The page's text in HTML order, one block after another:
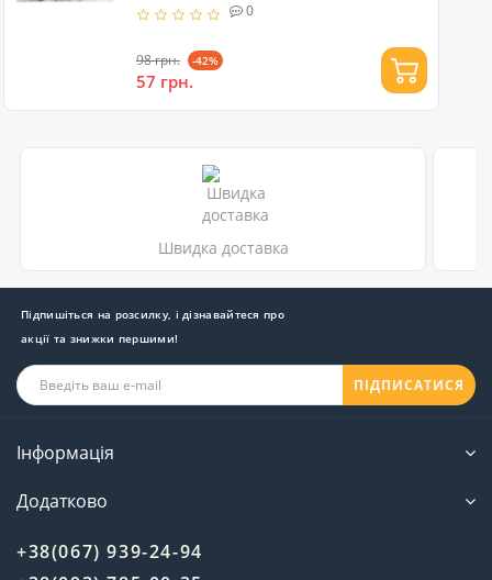
0
98 грн. -42%
57 грн.
Швидка доставка
Підпишіться на розсилку, і дізнавайтеся про
акції та знижки першими!
ПІДПИСАТИСЯ
Інформація
Додатково
+38(067) 939-24-94